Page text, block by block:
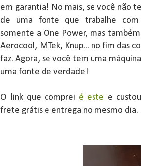
em garantia! No mais, se você não
de uma fonte que trabalhe com
somente a One Power, mas
Aerocool, MTek, Knup... no fim das
faz. Agora, se você tem uma
uma fonte de verdade!
O link que comprei é este e
frete grátis e entrega no mesmo dia.